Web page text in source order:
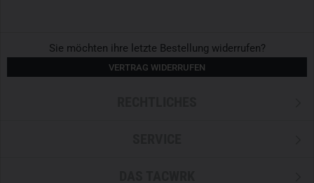
Sie möchten ihre letzte Bestellung widerrufen?
VERTRAG WIDERRUFEN